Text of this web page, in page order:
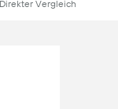
Direkter Vergleich